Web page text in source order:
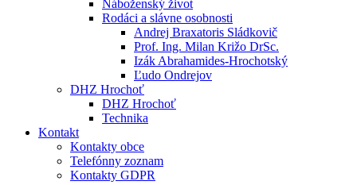
Náboženský život
Rodáci a slávne osobnosti
Andrej Braxatoris Sládkovič
Prof. Ing. Milan Križo DrSc.
Izák Abrahamides-Hrochotský
Ľudo Ondrejov
DHZ Hrochoť
DHZ Hrochoť
Technika
Kontakt
Kontakty obce
Telefónny zoznam
Kontakty GDPR